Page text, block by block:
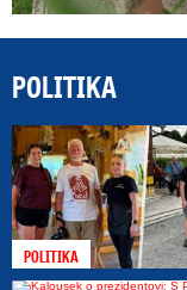
POLITIKA
POLITIKA